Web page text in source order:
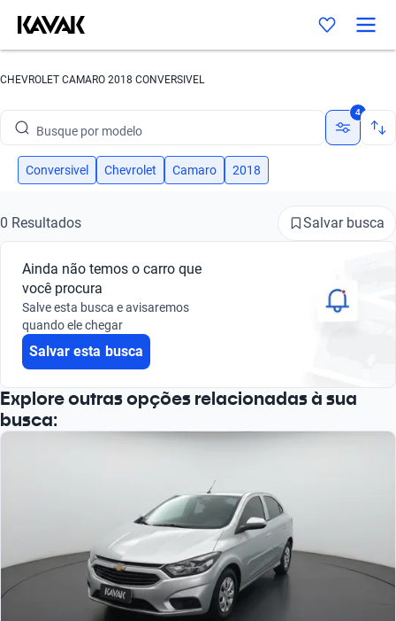
CHEVROLET CAMARO 2018 CONVERSIVEL
Busque por modelo
Busque por versão
Busque por marca
Busque por modelo
Busque por versão
4
Conversivel Chevrolet Camaro 2018
0 Resultados Salvar busca
Ainda não temos o carro que
você procura
Salve esta busca e avisaremos
quando ele chegar
Salvar esta busca
Explore outras opções relacionadas à sua
busca: